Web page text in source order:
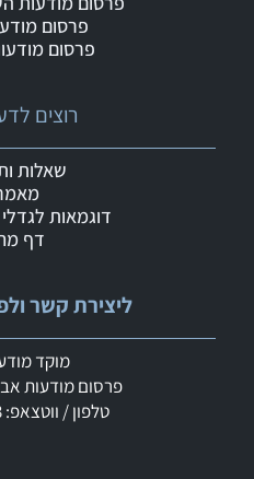
ליצירת קשר
מוקד
פרסום מודעות
טלפון / ווטצאפ: 050-5473333
רוצים
שאלות
דוגמאות
דף
פרסום
פרסום